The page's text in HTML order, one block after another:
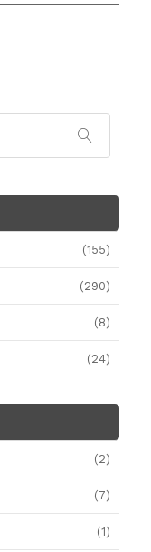
(155)
(290)
(8)
(24)
(2)
(7)
(1)